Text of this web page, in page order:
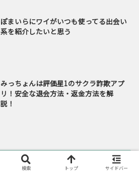
ぽまいらにワイがいつも使ってる出会い
系を紹介したいと思う
みっちょんは評価星1のサクラ詐欺アプ
リ！安全な退会方法・返金方法を解
説！
検索 トップ サイドバー